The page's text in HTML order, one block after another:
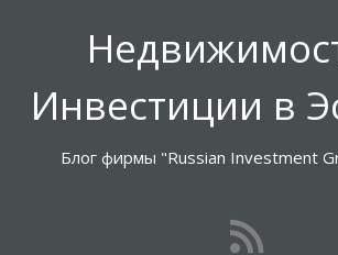
содержимому
Инвестиции в
Блог фирмы "Russian Investment